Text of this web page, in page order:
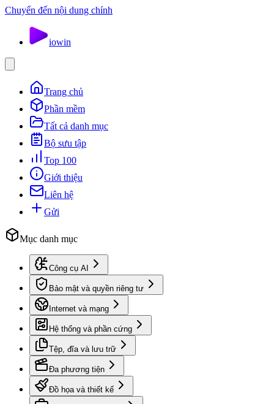
Chuyển đến nội dung chính
iowin
Trang chủ
Phần mềm
Tất cả danh mục
Bộ sưu tập
Top 100
Giới thiệu
Liên hệ
Gửi
Mục danh mục
Công cụ AI
Bảo mật và quyền riêng tư
Internet và mạng
Hệ thống và phần cứng
Tệp, đĩa và lưu trữ
Đa phương tiện
Đồ họa và thiết kế